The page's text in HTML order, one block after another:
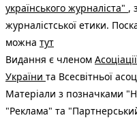
українського журналіста" ,
журналістської етики.
можна тут
Видання є членом
України та Всесвітньої
Матеріали з позначками
"Реклама" та